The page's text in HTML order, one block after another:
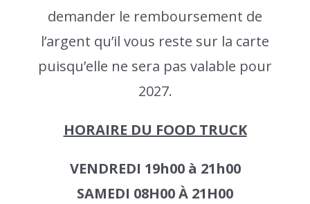
demander le remboursement de
l’argent qu’il vous reste sur la carte
puisqu’elle ne sera pas valable pour
2027.
HORAIRE DU FOOD TRUCK
VENDREDI 19h00 à 21h00
SAMEDI 08H00 À 21H00